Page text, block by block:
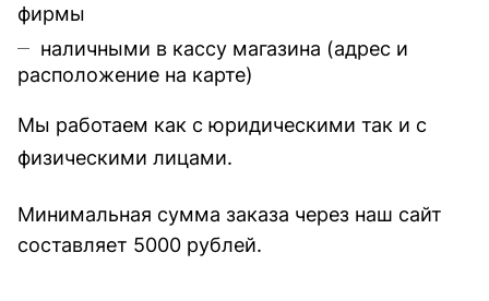
фирмы
наличными в кассу магазина (адрес и
расположение на карте)
Мы работаем как с юридическими так и с
физическими лицами.
Минимальная сумма заказа через наш сайт
составляет 5000 рублей.